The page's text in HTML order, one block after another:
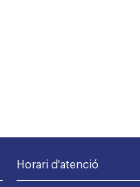
Horari d'atenció